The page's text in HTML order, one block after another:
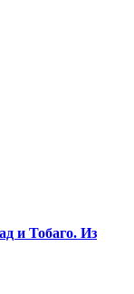
и Тобаго. Из